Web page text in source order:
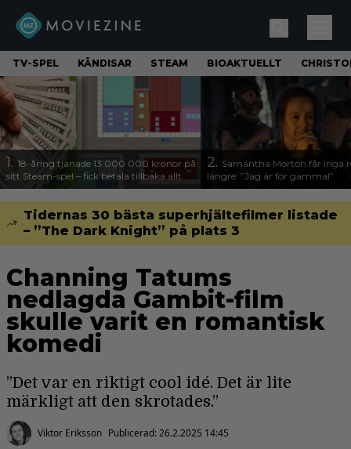
TV-SPEL KÄNDISAR STEAM BIOAKTUELLT
1. 18-åring tjänade 13 000 000 kronor på
sitt Steam-spel – fick betala tillbaka allt
2. Samantha Morton får inga
längre: ”Jag är för gammal”
Tidernas 30 bästa superhjältefilmer listade
– ”The Dark Knight” på plats 3
Channing Tatums
nedlagda Gambit-film
skulle varit en romantisk
komedi
”Det var en riktigt cool idé. Det är lite
märkligt att den skrotades.”
Viktor Eriksson Publicerad:26.2.2025 14:45